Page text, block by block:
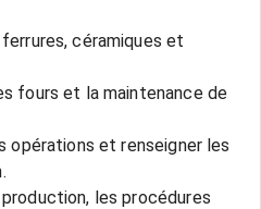
céramiques et
fours et la maintenance de
opérations et renseigner les
les procédures